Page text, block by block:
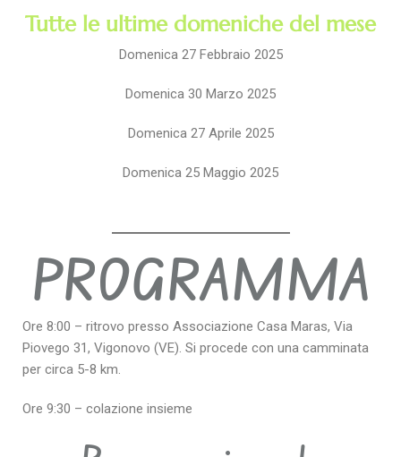
Tutte le ultime domeniche del mese
Domenica 27 Febbraio 2025
Domenica 30 Marzo 2025
Domenica 27 Aprile 2025
Domenica 25 Maggio 2025
PROGRAMMA
Ore 8:00 – ritrovo presso Associazione Casa Maras, Via
Piovego 31, Vigonovo (VE). Si procede con una camminata
per circa 5-8 km.
Ore 9:30 – colazione insieme